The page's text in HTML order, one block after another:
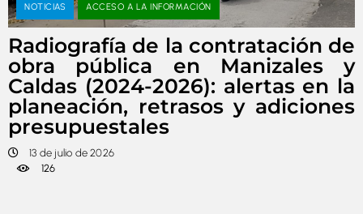
NOTICIAS ACCESO A LA INFORMACIÓN
Radiografía de la contratación de
obra pública en Manizales y
Caldas (2024-2026): alertas en la
planeación, retrasos y adiciones
presupuestales
13 de julio de 2026
126